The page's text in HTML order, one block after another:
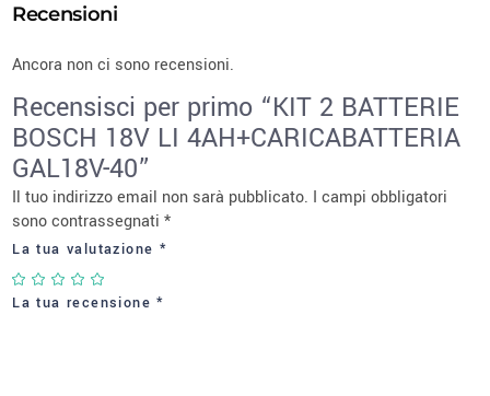
Recensioni
Ancora non ci sono recensioni.
Recensisci per primo “KIT 2 BATTERIE
BOSCH 18V LI 4AH+CARICABATTERIA
GAL18V-40”
Il tuo indirizzo email non sarà pubblicato. I campi obbligatori
sono contrassegnati*
La tua valutazione *
La tua recensione*